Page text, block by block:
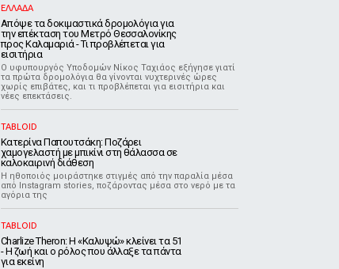
ΕΛΛΑΔΑ
Απόψε τα δοκιμαστικά δρομολόγια για
την επέκταση του Μετρό Θεσσαλονίκης
προς Καλαμαριά - Τι προβλέπεται για
εισιτήρια
Ο υφυπουργός Υποδομών Νίκος Ταχιάος εξήγησε γιατί
τα πρώτα δρομολόγια θα γίνονται νυχτερινές ώρες
χωρίς επιβάτες, και τι προβλέπεται για εισιτήρια και
νέες επεκτάσεις.
TABLOID
Κατερίνα Παπουτσάκη: Ποζάρει
χαμογελαστή με μπικίνι στη θάλασσα σε
καλοκαιρινή διάθεση
Η ηθοποιός μοιράστηκε στιγμές από την παραλία μέσα
από Instagram stories, ποζάροντας μέσα στο νερό με τα
αγόρια της
TABLOID
Charlize Theron: Η «Καλυψώ» κλείνει τα 51
- H ζωή και ο ρόλος που άλλαξε τα πάντα
για εκείνη